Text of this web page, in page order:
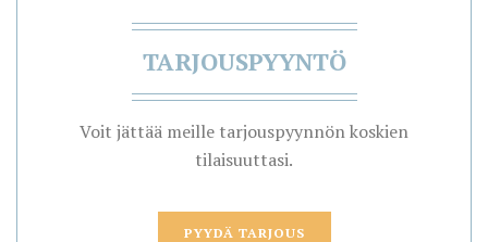
TARJOUSPYYNTÖ
Voit jättää meille tarjouspyynnön koskien
tilaisuuttasi.
PYYDÄ TARJOUS